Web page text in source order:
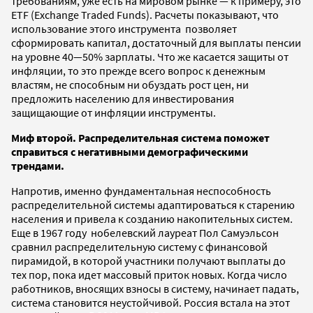
ETF (Exchange Traded Funds). Расчеты показывают, что
использование этого инструмента позволяет
сформировать капитал, достаточный для выплаты пенсии
на уровне 40—50% зарплаты. Что же касается защиты от
инфляции, то это прежде всего вопрос к денежным
властям, не способным ни обуздать рост цен, ни
предложить населению для инвестирования
защищающие от инфляции инструменты.
Миф второй. Распределительная система поможет
справиться с негативными демографическими
трендами.
Напротив, именно фундаментальная неспособность
распределительной системы адаптироваться к старению
населения и привела к созданию накопительных систем.
Еще в 1967 году нобелевский лауреат Пол Самуэльсон
сравнил распределительную систему с финансовой
пирамидой, в которой участники получают выплаты до
тех пор, пока идет массовый приток новых. Когда число
работников, вносящих взносы в систему, начинает падать,
система становится неустойчивой. Россия встала на этот